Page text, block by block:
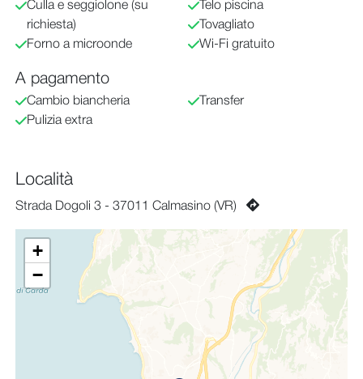
Culla e seggiolone (su
richiesta)
Forno a microonde
Telo piscina
Tovagliato
Wi-Fi gratuito
A pagamento
Cambio biancheria
Pulizia extra
Transfer
Località
Strada Dogoli 3 - 37011 Calmasino (VR)
+
−